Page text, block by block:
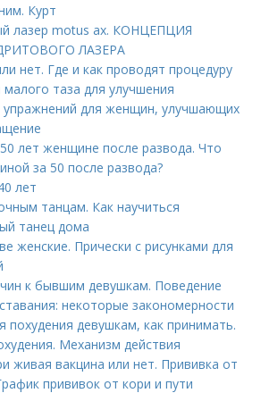
Курт
лазер motus ax. КОНЦЕПЦИЯ
ЛАЗЕРА
нет. Где и как проводят процедуру
таза для улучшения
для женщин, улучшающих
лет женщине после развода. Что
за 50 после развода?
лет
танцам. Как научиться
танец дома
женские. Прически с рисунками для
к бывшим девушкам. Поведение
некоторые закономерности
похудения девушкам, как принимать.
Механизм действия
живая вакцина или нет. Прививка от
прививок от кори и пути